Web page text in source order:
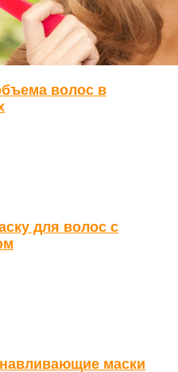
волос в
для волос с
маски